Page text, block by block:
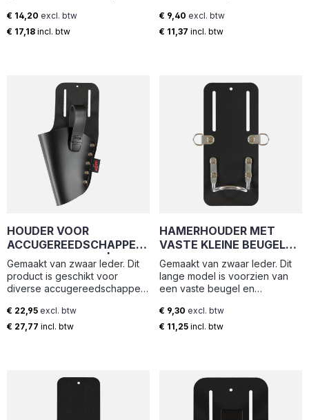
met gereedschapskoord
ringen. Breedte: 8 cm Hoogte:
Normale prijs:
€ 14,20 excl. btw
€ 17,18 incl. btw
Breedte: 13.5 cm Hoogte: 19.5
cm Breedte loop: 6.5 cmNormale prijs:
€ 9,40 excl. btw
€ 11,37 incl. btw
HOUDER VOOR
ACCUGEREEDSCHAPPEN
LINKS GEDRAGEN | DHL-L
| ELTEE
Gemaakt van zwaar leder. Dit
product is geschikt voor
diverse accugereedschappen
snelsluiting. Deze houder
wordt links gedragen. Breedte:
Normale prijs:
€ 22,95 excl. btw
€ 27,77 incl. btw
HAMERHOUDER MET
VASTE KLEINE BEUGEL
EN
GEREEDSCHAPSKOORD
RINGEN (9.5X21.5CM) |
Gemaakt van zwaar leder. Dit
lange model is voorzien van
een vaste beugel en
Breedte: 9.5 cm Hoogte: 21.5
cm Breedte loop: 5 cm DiepteNormale prijs:
€ 9,30 excl. btw
€ 11,25 incl. btw